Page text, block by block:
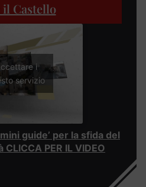
Castello
i
servizio
guide’ per la sfida del
PER IL VIDEO